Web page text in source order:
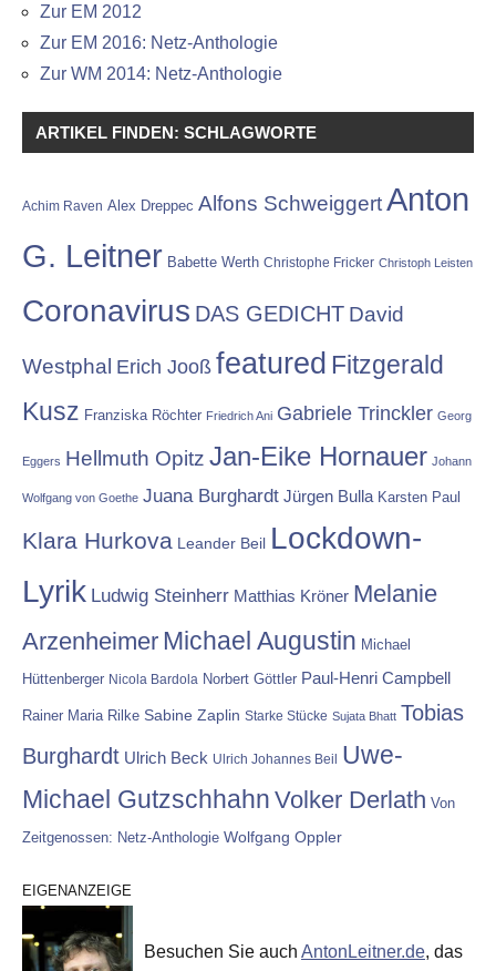
Zur EM 2012
Zur EM 2016: Netz-Anthologie
Zur WM 2014: Netz-Anthologie
ARTIKEL FINDEN: SCHLAGWORTE
Achim Raven Alex Dreppec Alfons SchweiggertAnton
G. Leitner Babette Werth Christophe Fricker Christoph Leisten
Coronavirus DAS GEDICHT David
Westphal Erich Jooß featured Fitzgerald
Kusz Franziska Röchter Friedrich Ani Gabriele Trinckler Georg
Eggers Hellmuth Opitz Jan-Eike Hornauer Johann
Wolfgang von Goethe Juana Burghardt Jürgen Bulla Karsten Paul
Klara Hurkova Leander Beil Lockdown-
Lyrik Ludwig Steinherr Matthias Kröner Melanie
Arzenheimer Michael Augustin Michael
Hüttenberger Nicola Bardola Norbert Göttler Paul-Henri Campbell
Rainer Maria Rilke Sabine Zaplin Starke Stücke Sujata Bhatt Tobias
Burghardt Ulrich Beck Ulrich Johannes Beil Uwe-
Michael Gutzschhahn Volker Derlath Von
Zeitgenossen: Netz-Anthologie Wolfgang Oppler
EIGENANZEIGE
Besuchen Sie auch AntonLeitner.de, das